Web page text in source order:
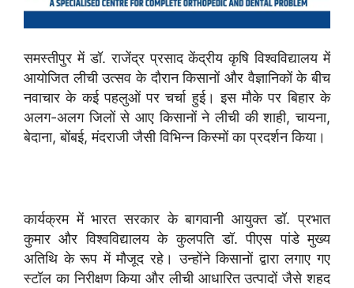
समस्तीपुर में डॉ. राजेंद्र प्रसाद केंद्रीय कृषि विश्वविद्यालय में
आयोजित लीची उत्सव के दौरान किसानों और वैज्ञानिकों के बीच
नवाचार के कई पहलुओं पर चर्चा हुई। इस मौके पर बिहार के
अलग-अलग जिलों से आए किसानों ने लीची की शाही, चायना,
बेदाना, बोंबई, मंदराजी जैसी विभिन्न किस्मों का प्रदर्शन किया।
कार्यक्रम में भारत सरकार के बागवानी आयुक्त डॉ. प्रभात
कुमार और विश्वविद्यालय के कुलपति डॉ. पीएस पांडे मुख्य
अतिथि के रूप में मौजूद रहे। उन्होंने किसानों द्वारा लगाए गए
स्टॉल का निरीक्षण किया और लीची आधारित उत्पादों जैसे शहद